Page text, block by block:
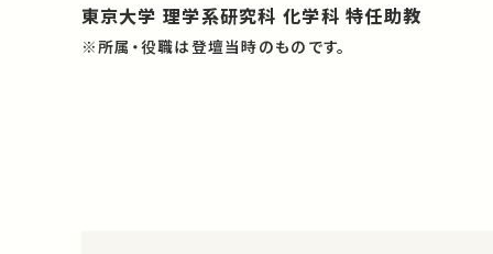
東京大学 理学系研究科 化学科 特任助教
※所属・役職は登壇当時のものです。